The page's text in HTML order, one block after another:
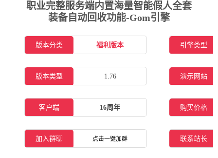
职业完整服务端内置海量智能假人全套
装备自动回收功能-Gom引擎
版本分类 福利版本 引擎类型
版本类型 1.76 演示网站
客户端 16周年 购买价格
加入群聊 点击一键加群 联系站长